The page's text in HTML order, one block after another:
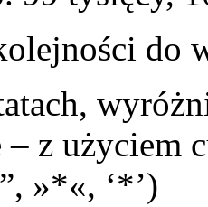
– z użyciem
»*«, ‘*’)